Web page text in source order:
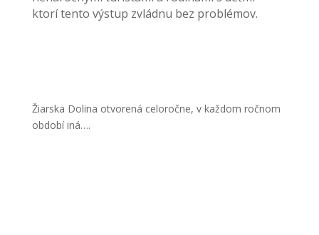
ktorí tento výstup zvládnu bez problémov.
Žiarska Dolina otvorená celoročne, v každom ročnom
období iná….